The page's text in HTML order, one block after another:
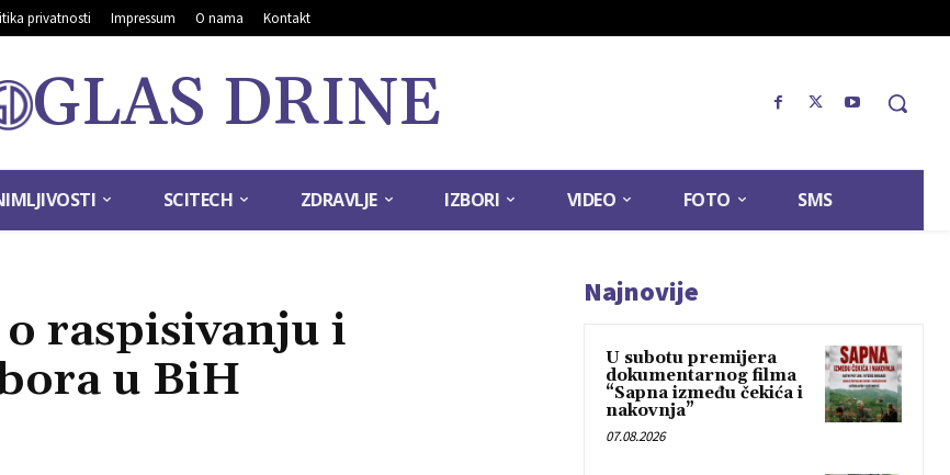
privatnosti Impressum O nama Kontakt
GLAS DRINE
SCITECH ZDRAVLJE IZBORI VIDEO FOTO SMS
raspisivanju i
u BiH
Najnovije
U subotu premijera
dokumentarnog filma
“Sapna između čekića i
nakovnja”
07.08.2026